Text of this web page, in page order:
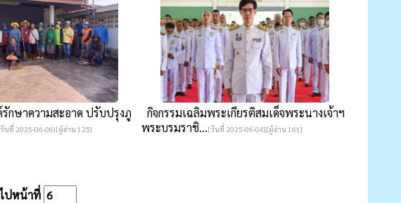
รักษาความสะอาด ปรับปรุงภู
นที่ 2025-06-06][ผู้อ่าน 125]
กิจกรรมเฉลิมพระเกียรติสมเด็จพระนางเจ้าฯ
พระบรมราชิ...[วันที่ 2025-06-04][ผู้อ่าน 161]
ปหน้าที่